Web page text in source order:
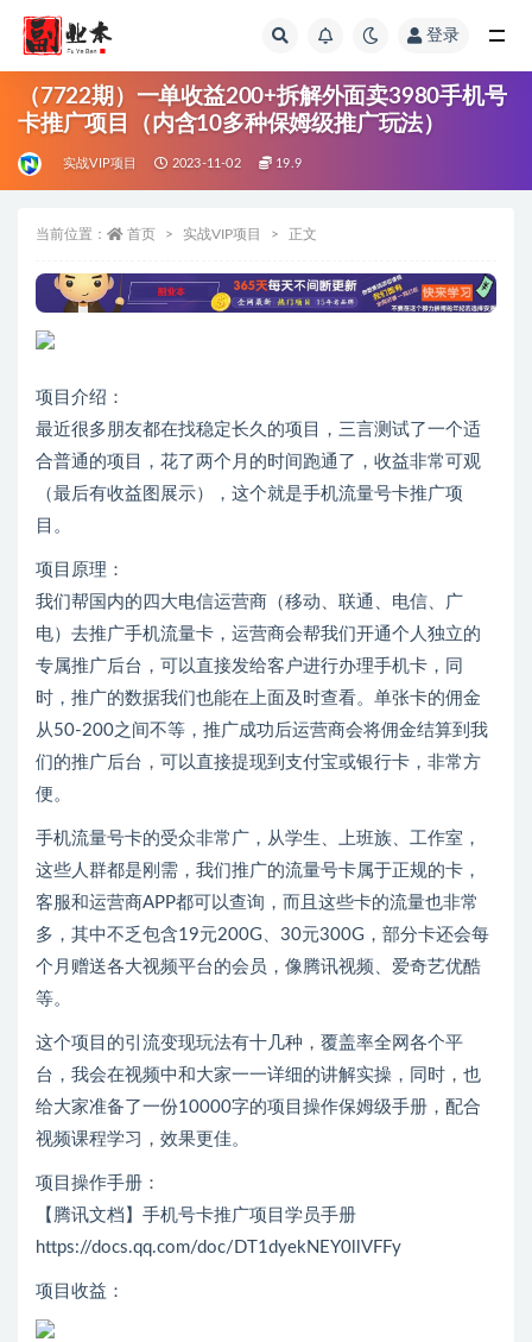
登录
（7722期）一单收益200+拆解外面卖3980手机号
卡推广项目（内含10多种保姆级推广玩法）
实战VIP项目 2023-11-02 19.9
当前位置： 首页 实战VIP项目 正文
项目介绍：
最近很多朋友都在找稳定长久的项目，三言测试了一个适
合普通的项目，花了两个月的时间跑通了，收益非常可观
（最后有收益图展示），这个就是手机流量号卡推广项
目。
项目原理：
我们帮国内的四大电信运营商（移动、联通、电信、广
电）去推广手机流量卡，运营商会帮我们开通个人独立的
专属推广后台，可以直接发给客户进行办理手机卡，同
时，推广的数据我们也能在上面及时查看。单张卡的佣金
从50-200之间不等，推广成功后运营商会将佣金结算到我
们的推广后台，可以直接提现到支付宝或银行卡，非常方
便。
手机流量号卡的受众非常广，从学生、上班族、工作室，
这些人群都是刚需，我们推广的流量号卡属于正规的卡，
客服和运营商APP都可以查询，而且这些卡的流量也非常
多，其中不乏包含19元200G、30元300G，部分卡还会每
个月赠送各大视频平台的会员，像腾讯视频、爱奇艺优酷
等。
这个项目的引流变现玩法有十几种，覆盖率全网各个平
台，我会在视频中和大家一一详细的讲解实操，同时，也
给大家准备了一份10000字的项目操作保姆级手册，配合
视频课程学习，效果更佳。
项目操作手册：
【腾讯文档】手机号卡推广项目学员手册
https://docs.qq.com/doc/DT1dyekNEY0llVFFy
项目收益：